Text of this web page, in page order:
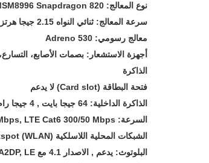
نوع المعالج: Qualcomm MSM8996 Snapdragon 820 بمعمارية 64 بت
سرعة المعالج: ثنائي النواه 2.15 جيجا هرتز Kryo و ثنائي النواه 1.6 جيجا هرتز Kryo
معالج رسومي: Adreno 530
أجهزة الاستشعار: بصمات الأصابع،
الذاكرة
فتحة البطاقة (Card slot) لا يدعم
الذاكرة الداخلية: 64 جيجا بايت , 4 جيجا رام
السرعة: HSPA 42.2/5.76 Mbps, LTE Cat6 300/50 Mbps
الشبكات المحلية اللاسلكية (WLAN) Wi-Fi 802.11 a/b/g/n/ac, dual-band, WiFi Direct, hotspot (واي فاى)
البلوتوث: يدعم , الاصدار 4.1 مع A2DP, LE